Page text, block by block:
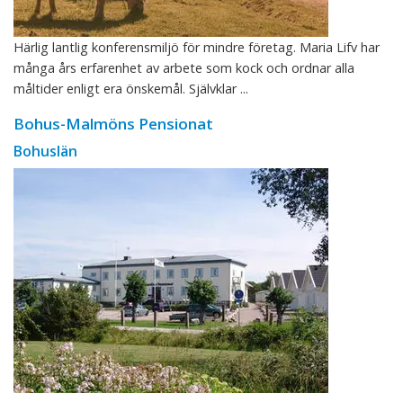
Härlig lantlig konferensmiljö för mindre företag. Maria Lifv har
många års erfarenhet av arbete som kock och ordnar alla
måltider enligt era önskemål. Självklar ...
Bohus-Malmöns Pensionat
Bohuslän